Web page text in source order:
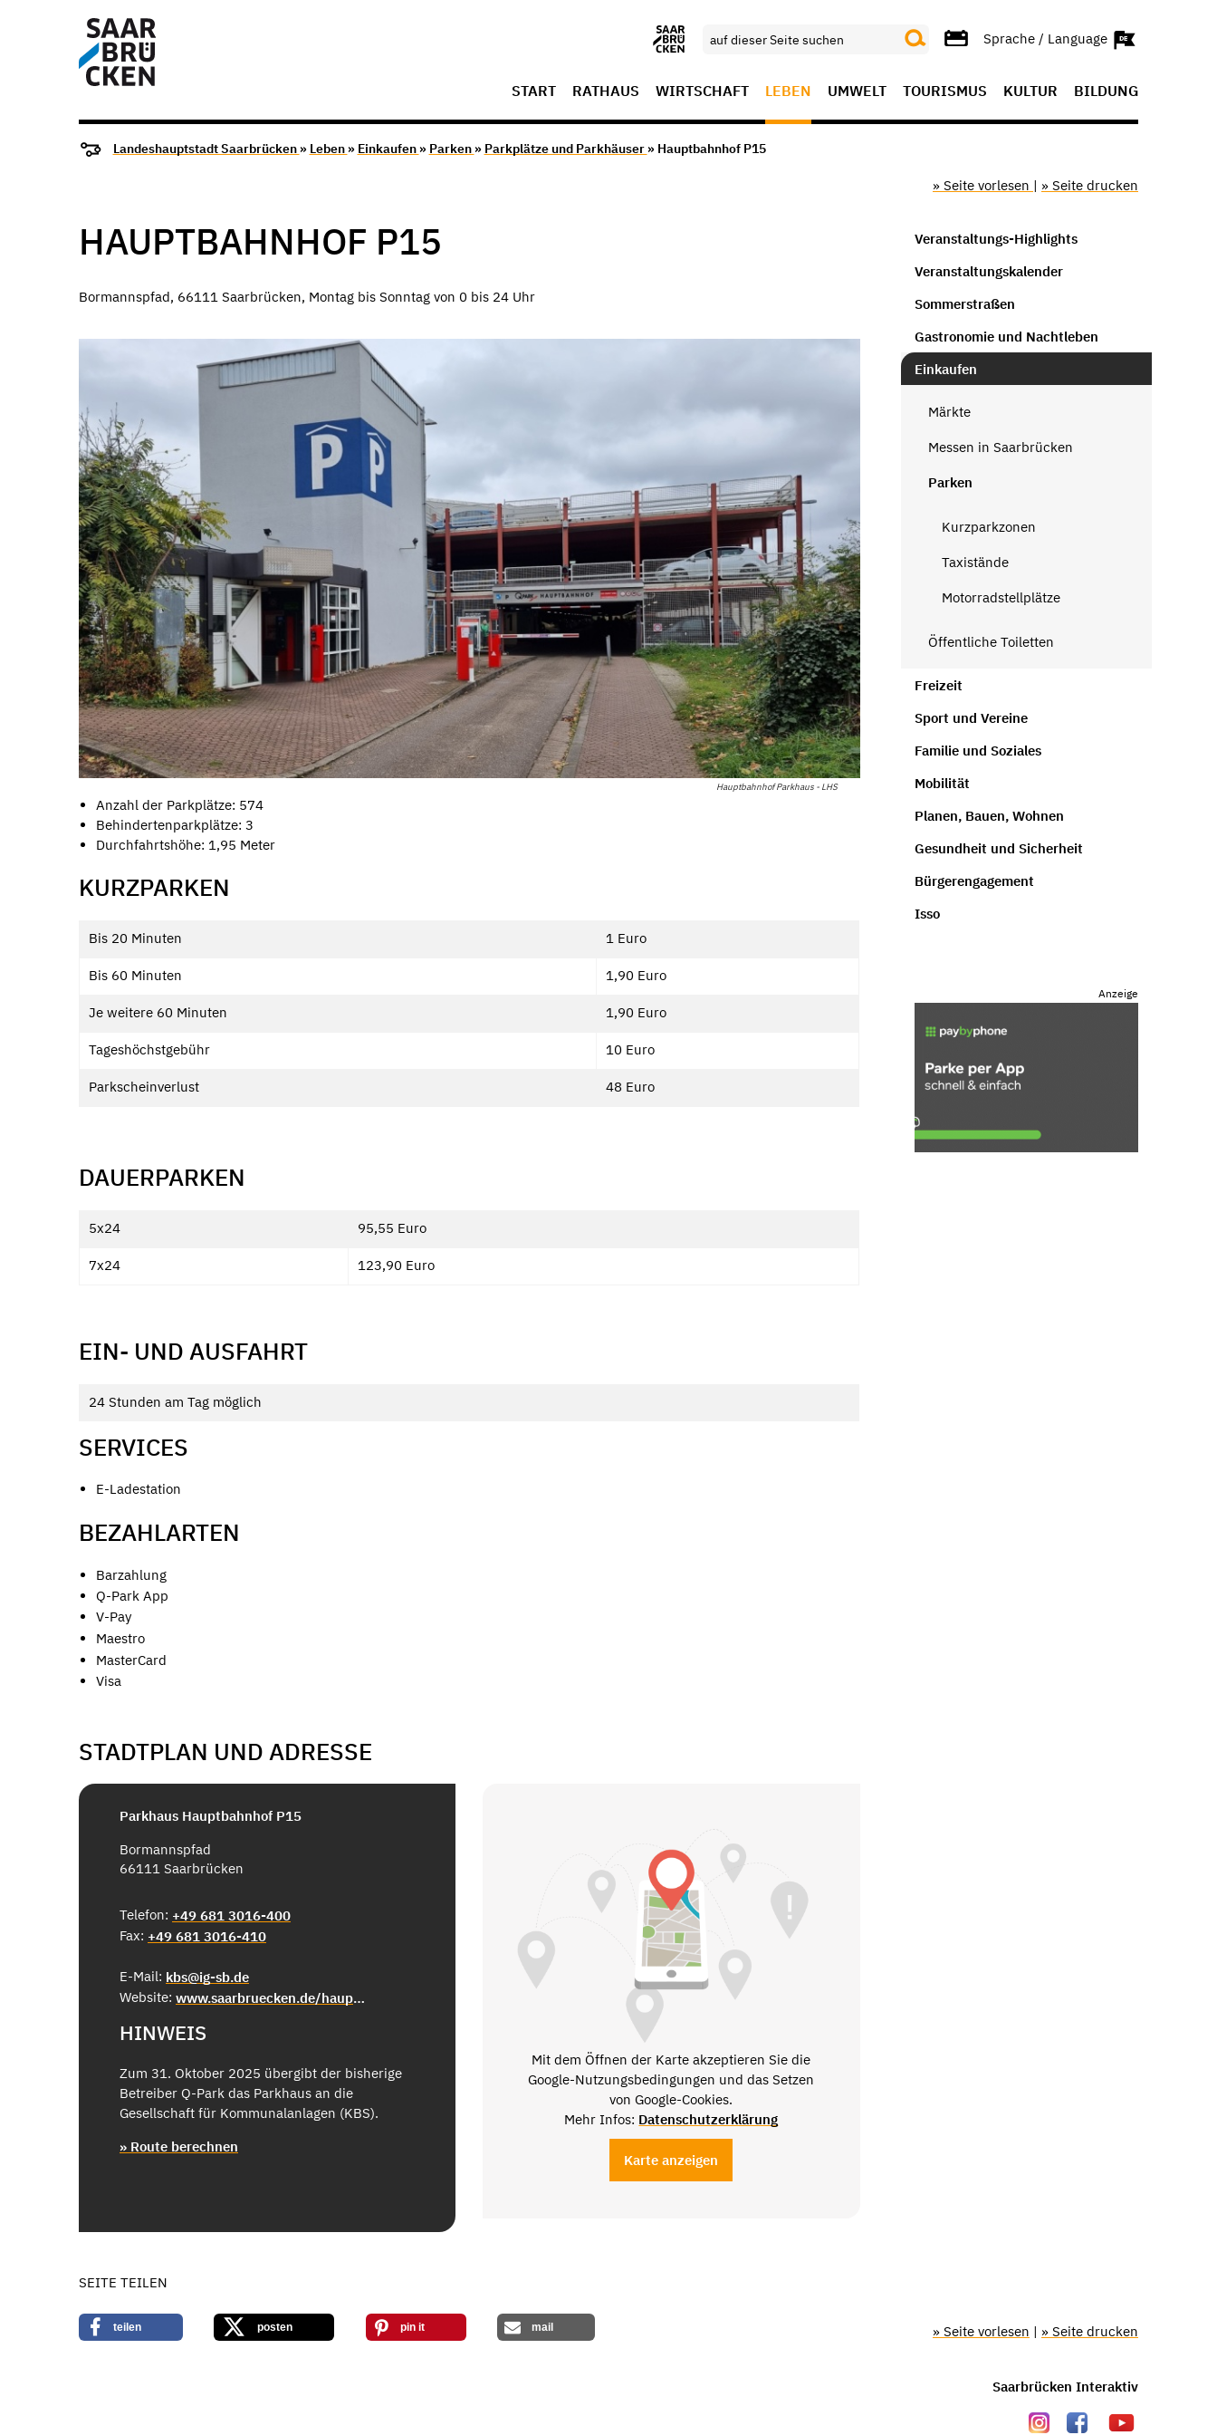
Sprache / Language
START RATHAUS WIRTSCHAFT LEBEN UMWELT TOURISMUS KULTUR BILDUNG
Landeshauptstadt Saarbrücken » Leben » Einkaufen » Parken » Parkplätze und Parkhäuser » Hauptbahnhof P15
» Seite vorlesen | » Seite drucken
HAUPTBAHNHOF P15
Bormannspfad, 66111 Saarbrücken, Montag bis Sonntag von 0 bis 24 Uhr
Hauptbahnhof Parkhaus - LHS
Anzahl der Parkplätze: 574
Behindertenparkplätze: 3
Durchfahrtshöhe: 1,95 Meter
KURZPARKEN
Bis 20 Minuten 1 Euro
Bis 60 Minuten 1,90 Euro
Je weitere 60 Minuten 1,90 Euro
Tageshöchstgebühr 10 Euro
Parkscheinverlust 48 Euro
DAUERPARKEN
5x24 95,55 Euro
7x24 123,90 Euro
EIN- UND AUSFAHRT
24 Stunden am Tag möglich
SERVICES
E-Ladestation
BEZAHLARTEN
Barzahlung
Q-Park App
V-Pay
Maestro
MasterCard
Visa
STADTPLAN UND ADRESSE
Parkhaus Hauptbahnhof P15
Bormannspfad
66111 Saarbrücken
Telefon: +49 681 3016-400
Fax: +49 681 3016-410
E-Mail: kbs@ig-sb.de
Website:
www.saarbruecken.de/hauptbahnhofp15
HINWEIS
Zum 31. Oktober 2025 übergibt der bisherige
Betreiber Q-Park das Parkhaus an die
Gesellschaft für Kommunalanlagen (KBS).
» Route berechnen
Mit dem Öffnen der Karte akzeptieren Sie die
Google-Nutzungsbedingungen und das Setzen
von Google-Cookies.
Mehr Infos: Datenschutzerklärung
Karte anzeigen
Veranstaltungs-Highlights
Veranstaltungskalender
Sommerstraßen
Gastronomie und Nachtleben
Einkaufen
Märkte
Messen in Saarbrücken
Parken
Kurzparkzonen
Taxistände
Motorradstellplätze
Öffentliche Toiletten
Freizeit
Sport und Vereine
Familie und Soziales
Mobilität
Planen, Bauen, Wohnen
Gesundheit und Sicherheit
Bürgerengagement
Isso
Anzeige
SEITE TEILEN
teilen posten pin it mail » Seite vorlesen | » Seite drucken
Saarbrücken Interaktiv